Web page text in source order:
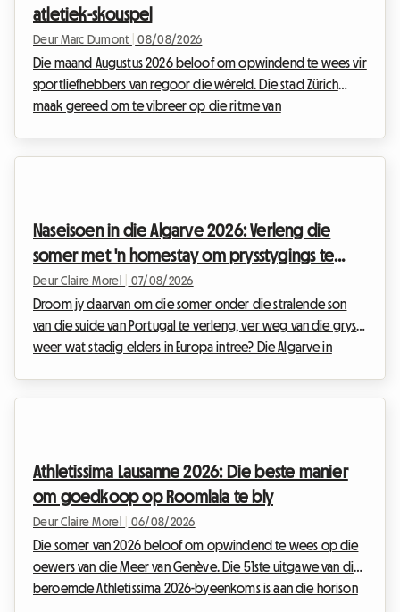
atletiek-skouspel
Deur Marc Dumont 08/08/2026
Die maand Augustus 2026 beloof om opwindend te wees vir
sportliefhebbers van regoor die wêreld. Die stad Zürich
maak gereed om te vibreer op die ritme van
gewaarborg is, kan die organisasie van die verblyf vinnig in
'n ware ...
Naseisoen in die Algarve 2026: Verleng die
somer met 'n homestay om prysstygings te
vermy
Deur Claire Morel 07/08/2026
Droom jy daarvan om die somer onder die stralende son
van die suide van Portugal te verleng, ver weg van die grys
weer wat stadig elders in Europa intree? Die Algarve in
staan 'n groot struikelblok dikwels in di...
Athletissima Lausanne 2026: Die beste manier
om goedkoop op Roomlala te bly
Deur Claire Morel 06/08/2026
Die somer van 2026 beloof om opwindend te wees op die
oewers van die Meer van Genève. Die 51ste uitgawe van die
beroemde Athletissima 2026-byeenkoms is aan die horison